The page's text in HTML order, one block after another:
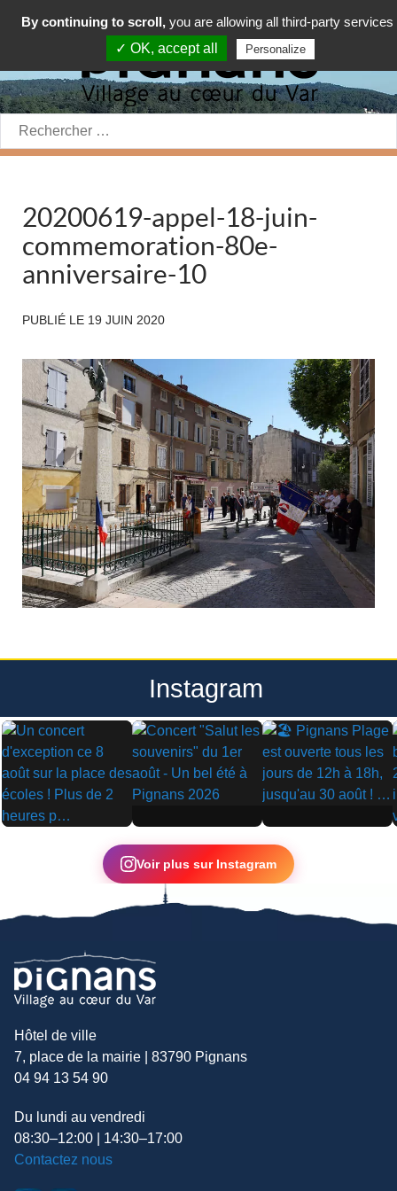
Rechercher:
20200619-appel-18-juin-
commemoration-80e-
anniversaire-10
PUBLIÉ LE 19 JUIN 2020
Instagram
▶
▶ ▶
Voir plus sur Instagram
Hôtel de ville
7, place de la mairie | 83790 Pignans
04 94 13 54 90
Du lundi au vendredi
08:30–12:00 | 14:30–17:00
Contactez nous
By continuing to scroll, you are allowing all third-party services
✓ OK, accept all
Personalize